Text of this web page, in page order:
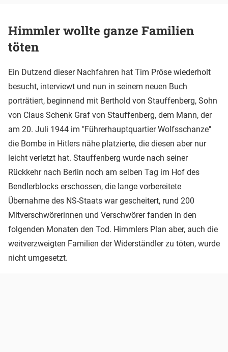
Himmler wollte ganze Familien
töten
Ein Dutzend dieser Nachfahren hat Tim Pröse wiederholt
besucht, interviewt und nun in seinem neuen Buch
porträtiert, beginnend mit Berthold von Stauffenberg, Sohn
von Claus Schenk Graf von Stauffenberg, dem Mann, der
am 20. Juli 1944 im "Führerhauptquartier Wolfsschanze"
die Bombe in Hitlers nähe platzierte, die diesen aber nur
leicht verletzt hat. Stauffenberg wurde nach seiner
Rückkehr nach Berlin noch am selben Tag im Hof des
Bendlerblocks erschossen, die lange vorbereitete
Übernahme des NS-Staats war gescheitert, rund 200
Mitverschwörerinnen und Verschwörer fanden in den
folgenden Monaten den Tod. Himmlers Plan aber, auch die
weitverzweigten Familien der Widerständler zu töten, wurde
nicht umgesetzt.